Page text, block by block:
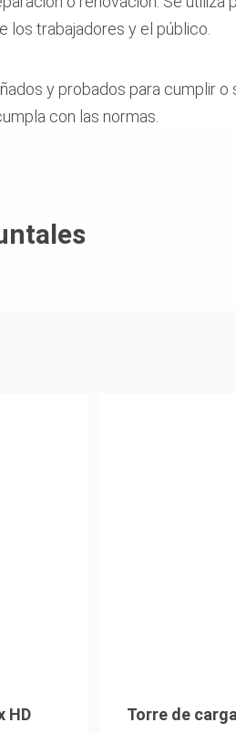
los trabajadores y el público.
y probados para cumplir o
con las normas.
HD Torre de carga